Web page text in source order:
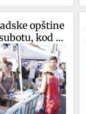
opštine
kod
cara, s